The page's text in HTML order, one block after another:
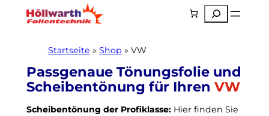
Suchen
Startseite » Shop » VW
VW
W
Scheibentönung der Profiklasse:Hier finden Sie